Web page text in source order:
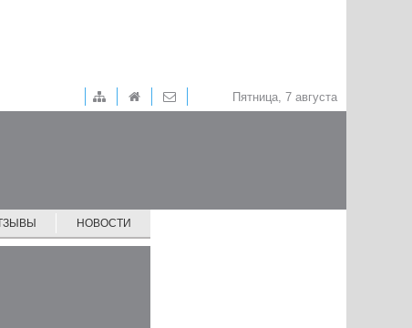
Пятница, 7 августа
НОВОСТИ